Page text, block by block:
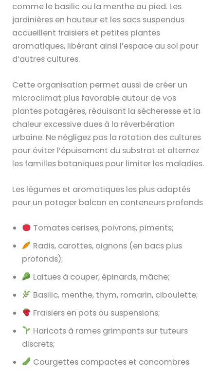
comme le basilic ou la menthe au pied. Les
jardinières en hauteur et les sacs suspendus
accueillent fraisiers et petites plantes
aromatiques, libérant ainsi l’espace au sol pour
d’autres cultures.
Cette organisation permet aussi de créer un
microclimat plus favorable autour de vos
plantes potagères, réduisant la sécheresse et la
chaleur excessive dues à la réverbération
urbaine. Ne négligez pas la rotation des cultures
pour éviter l’épuisement du substrat et alternez
les familles botaniques pour limiter les maladies.
Les légumes et aromatiques les plus adaptés
pour un potager balcon en conteneurs profonds
Tomates cerises, poivrons, piments;
Radis, carottes, oignons (en bacs plus
profonds);
Laitues à couper, épinards, mâche;
Basilic, menthe, thym, romarin, ciboulette;
Fraisiers en pots ou suspensions;
Haricots à rames grimpants sur tuteurs
discrets;
Courgettes compactes et concombres